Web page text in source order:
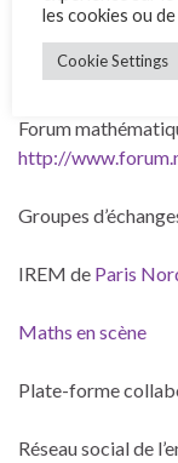
Commission
explorer :https://
Forum
http://
Groupes
IREM de Paris
Maths en scène
Plate-forme
Réseau social de
les cookies ou
Cookie Settings